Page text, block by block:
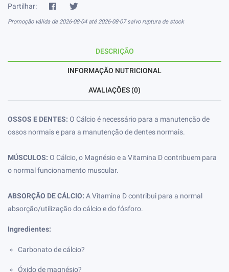
Partilhar:
Promoção válida de 2026-08-04 até 2026-08-07 salvo ruptura de stock
DESCRIÇÃO
INFORMAÇÃO NUTRICIONAL
AVALIAÇÕES (0)
OSSOS E DENTES: O Cálcio é necessário para a manutenção de
ossos normais e para a manutenção de dentes normais.
MÚSCULOS: O Cálcio, o Magnésio e a Vitamina D contribuem para
o normal funcionamento muscular.
ABSORÇÃO DE CÁLCIO: A Vitamina D contribui para a normal
absorção/utilização do cálcio e do fósforo.
Ingredientes:
Carbonato de cálcio?
Óxido de magnésio?